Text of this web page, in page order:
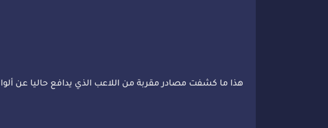
هذا ما كشفت مصادر مقربة من اللاعب الذي يدافع حاليا عن